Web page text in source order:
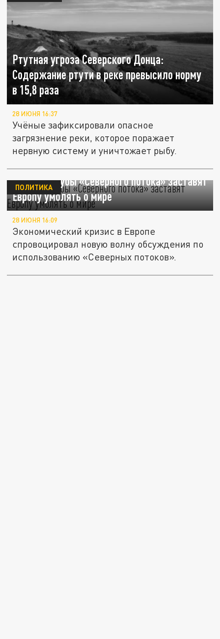
Ртутная угроза Северского Донца:
Содержание ртути в реке превысило норму
в 15,8 раза
28 ИЮНЯ 16:37
Учёные зафиксировали опасное
загрязнение реки, которое поражает
нервную систему и уничтожает рыбу.
Взгляд: Трубы «Северного потока» заставят
Европу умолять о мире
ПОЛИТИКА
28 ИЮНЯ 16:09
Экономический кризис в Европе
спровоцировал новую волну обсуждения по
использованию «Северных потоков».